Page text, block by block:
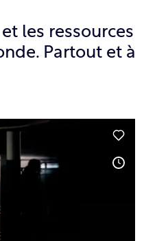
les ressources
Partout et à